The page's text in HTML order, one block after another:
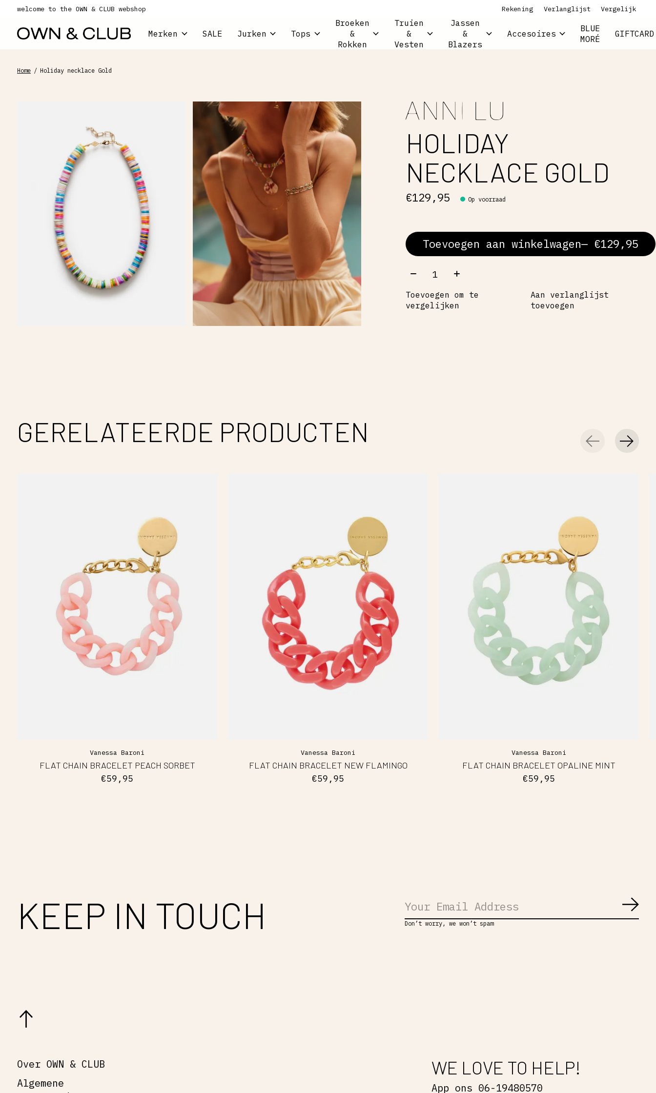
welcome to the OWN & CLUB webshop Rekening Verlanglijst Vergelijk
Merken SALE Jurken Tops
Broeken
&
Rokken
Truien
&
Vesten
Jassen
&
Blazers
Accesoires
BLUE
MORÉ
GIFTCARD
Home / Holiday necklace Gold
HOLIDAY
NECKLACE GOLD
€129,95 Op voorraad
Toevoegen aan winkelwagen
— €129,95
Aantal:
Toevoegen om te
vergelijken
Aan verlanglijst
toevoegen
GERELATEERDE PRODUCTEN
Vanessa Baroni
FLAT CHAIN BRACELET PEACH SORBET
€59,95
Vanessa Baroni
FLAT CHAIN BRACELET NEW FLAMINGO
€59,95
Vanessa Baroni
FLAT CHAIN BRACELET OPALINE MINT
€59,95
KEEP IN TOUCH Don’t worry, we won’t spam
Over OWN & CLUB
Algemene
WE LOVE TO HELP!
App ons 06-19480570